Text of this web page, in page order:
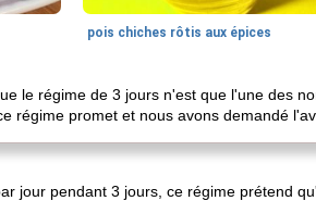
pois chiches rôtis aux épices
le régime de 3 jours n'est que l'une des
régime promet et nous avons demandé
jour pendant 3 jours, ce régime prétend